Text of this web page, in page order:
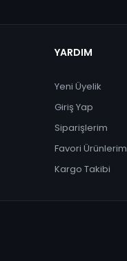
YARDIM
Yeni Üyelik
Giriş Yap
Siparişlerim
Favori Ürünlerim
Kargo Takibi